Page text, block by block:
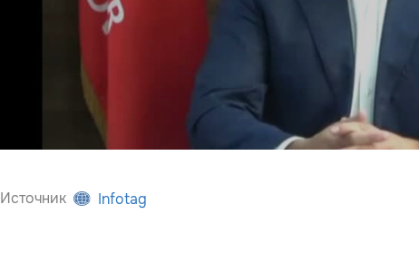
Источник Infotag